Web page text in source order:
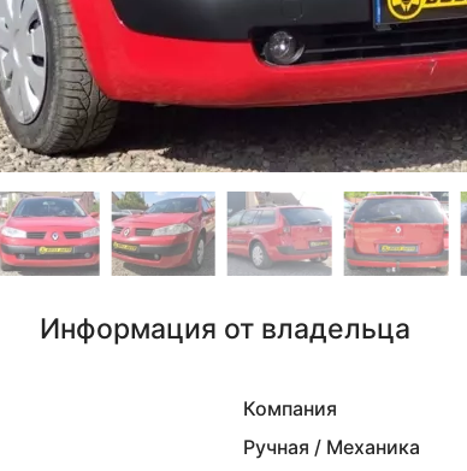
Информация от владельца
Компания
Ручная / Механика